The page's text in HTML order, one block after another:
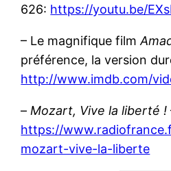
626: https://youtu.be/
– Le magnifique film
préférence, la version
http://www.imdb.com/
– Mozart, Vive la liberté !
https://
mozart-vive-la-liberte